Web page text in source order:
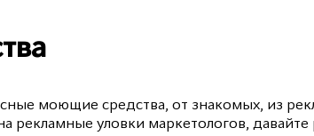
моющие средства, от знакомых, из
рекламные уловки маркетологов, давайте